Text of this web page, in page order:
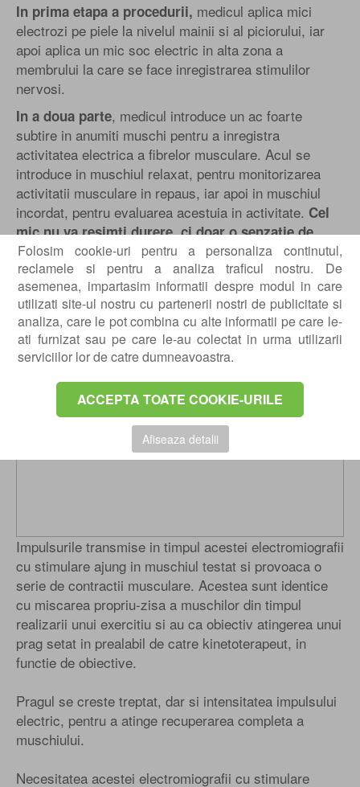
Folosim cookie-uri pentru a personaliza continutul,
reclamele si pentru a analiza traficul nostru. De
asemenea, impartasim informatii despre modul in care
utilizati site-ul nostru cu partenerii nostri de publicitate si
analiza, care le pot combina cu alte informatii pe care le-
ati furnizat sau pe care le-au colectat in urma utilizarii
serviciilor lor de catre dumneavoastra.
ACCEPTA TOATE COOKIE-URILE
Afiseaza detalii
In prima etapa a procedurii, medicul aplica mici
electrozi pe piele la nivelul mainii si al piciorului, iar
apoi aplica un mic soc electric in alta zona a
membrului la care se face inregistrarea stimulilor
nervosi.
In a doua parte, medicul introduce un ac foarte
subtire in anumiti muschi pentru a inregistra
activitatea electrica a fibrelor musculare. Acul se
introduce in muschiul relaxat, pentru monitorizarea
activitatii musculare in repaus, iar apoi in muschiul
incordat, pentru evaluarea acestuia in activitate. Cel
mic nu va resimti durere, ci doar o senzatie de
presiune – acul are doar rol de inregistrare a
stimulilor. Va percepe doar o senzatie de presiune,
caci acul are doar rol de inregistrare a stimulilor.
Impulsurile transmise in timpul acestei electromiografii
cu stimulare ajung in muschiul testat si provoaca o
serie de contractii musculare. Acestea sunt identice
cu miscarea propriu-zisa a muschilor din timpul
realizarii unui exercitiu si au ca obiectiv atingerea unui
prag setat in prealabil de catre kinetoterapeut, in
functie de obiective.
Pragul se creste treptat, dar si intensitatea impulsului
electric, pentru a atinge recuperarea completa a
muschiului.
Necesitatea acestei electromiografii cu stimulare